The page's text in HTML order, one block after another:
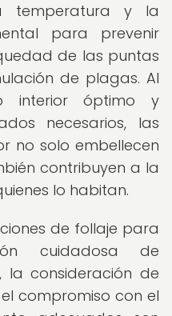
temperatura y la
para prevenir
de las puntas
de plagas. Al
interior óptimo y
necesarios, las
no solo embellecen
contribuyen a la
lo habitan.
de follaje para
cuidadosa de
la consideración de
compromiso con el